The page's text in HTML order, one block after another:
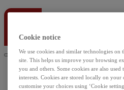
Cookie notice
We use cookies and similar technologies
site. This helps us improve your browsing
you and others. Some cookies are also
interests. Cookies are stored locally on
customise your choices using ‘Cookie